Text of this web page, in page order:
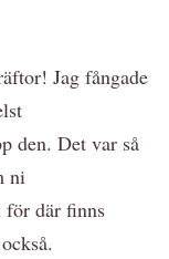
Jag fångade
den. Det var så
ni
för där finns